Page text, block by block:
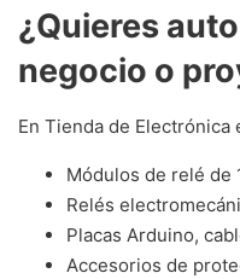
¿Quieres
negocio o
En Tienda de Electrónica
Módulos de relé de
Relés
Placas Arduino,
Accesorios de